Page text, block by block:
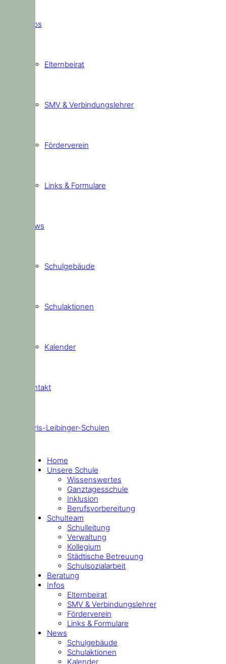
Infos
Elternbeirat
SMV & Verbindungslehrer
Förderverein
Links & Formulare
News
Schulgebäude
Schulaktionen
Kalender
Kontakt
Doris-Leibinger-Schulen
Home
Unsere Schule
Wissenswertes
Ganztagesschule
Inklusion
Berufsvorbereitung
Schulteam
Schulleitung
Verwaltung
Kollegium
Städtische Betreuung
Schulsozialarbeit
Beratung
Infos
Elternbeirat
SMV & Verbindungslehrer
Förderverein
Links & Formulare
News
Schulgebäude
Schulaktionen
Kalender